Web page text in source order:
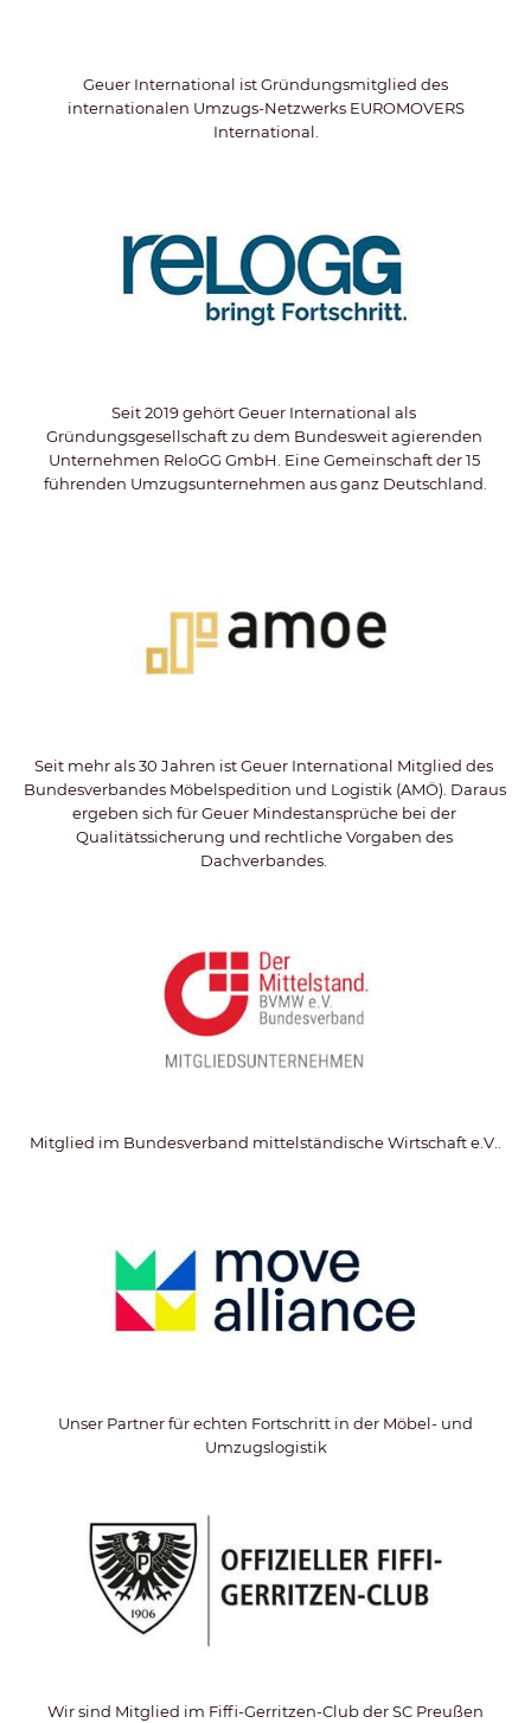
Geuer International ist Gründungsmitglied des
internationalen Umzugs-Netzwerks EUROMOVERS
International.
Seit 2019 gehört Geuer International als
Gründungsgesellschaft zu dem Bundesweit agierenden
Unternehmen ReloGG GmbH. Eine Gemeinschaft der 15
führenden Umzugsunternehmen aus ganz Deutschland.
Seit mehr als 30 Jahren ist Geuer International Mitglied des
Bundesverbandes Möbelspedition und Logistik (AMÖ). Daraus
ergeben sich für Geuer Mindestansprüche bei der
Qualitätssicherung und rechtliche Vorgaben des
Dachverbandes.
Mitglied im Bundesverband mittelständische Wirtschaft e.V..
Unser Partner für echten Fortschritt in der Möbel- und
Umzugslogistik
Wir sind Mitglied im Fiffi-Gerritzen-Club der SC Preußen